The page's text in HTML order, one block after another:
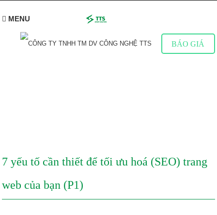
MENU
BÁO GIÁ
7 yếu tố cần thiết để tối ưu hoá (SEO) trang
web của bạn (P1)